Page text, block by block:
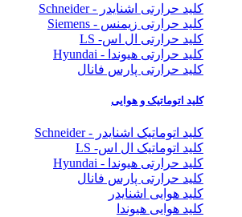
کلید حرارتی اشنایدر - Schneider
کلید حرارتی زیمنس - Siemens
کلید حرارتی ال اس- LS
کلید حرارتی هیوندا - Hyundai
کلید حرارتی پارس فانال
کلید اتوماتیک و هوایی
کلید اتوماتیک اشنایدر - Schneider
کلید اتوماتیک ال اس- LS
کلید حرارتی هیوندا - Hyundai
کلید حرارتی پارس فانال
کلید هوایی اشنایدر
کلید هوایی هیوندا